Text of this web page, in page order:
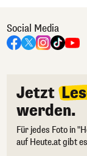
Social Media
Jetzt
werden.
Für jedes Foto in
auf Heute.at gibt